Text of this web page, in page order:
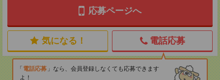
応募ページへ
気になる！ 電話応募
電話応募
なら、会員登録しなくても応募できます
よ！